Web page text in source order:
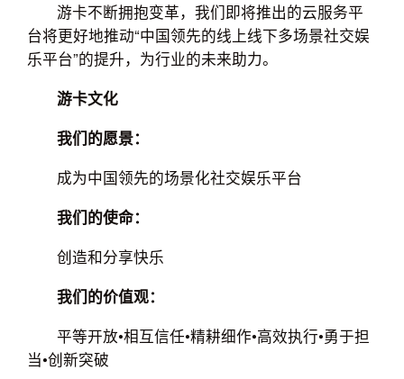
游卡不断拥抱变革，我们即将推出的云服务平
台将更好地推动“中国领先的线上线下多场景社交娱
乐平台”的提升，为行业的未来助力。
游卡文化
我们的愿景：
成为中国领先的场景化社交娱乐平台
我们的使命：
创造和分享快乐
我们的价值观：
平等开放•相互信任•精耕细作•高效执行•勇于担
当•创新突破